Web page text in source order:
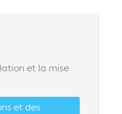
et la mise
et des